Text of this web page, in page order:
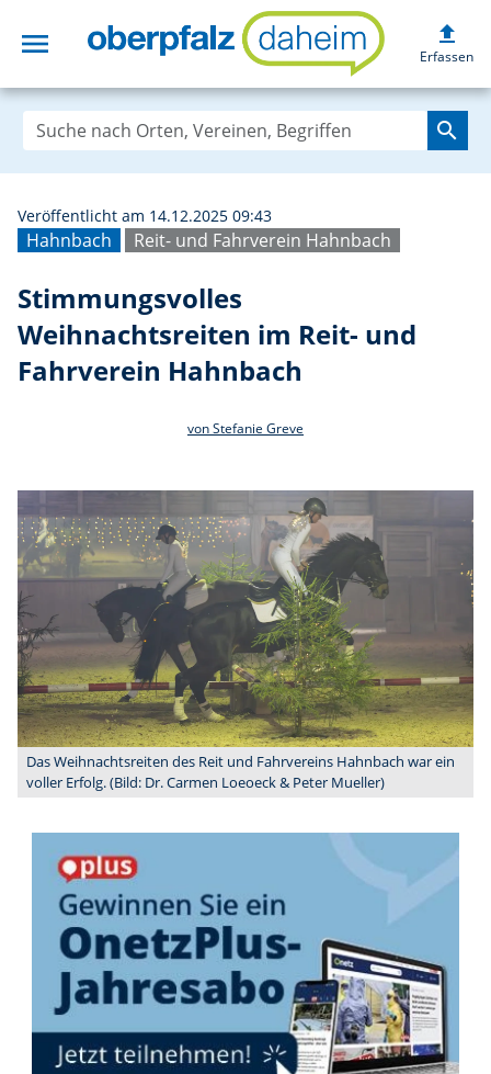
menu upload
Erfassen
search
Hahnbach Reit- und Fahrverein Hahnbach
Veröffentlicht am 14.12.2025 09:43
Stimmungsvolles
Weihnachtsreiten im Reit- und
Fahrverein Hahnbach
von Stefanie Greve
Das Weihnachtsreiten des Reit und Fahrvereins Hahnbach war ein
voller Erfolg. (Bild: Dr. Carmen Loeoeck & Peter Mueller)